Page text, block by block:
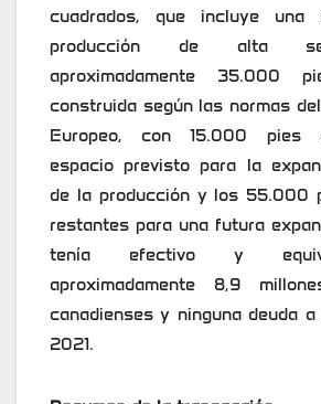
cuadrados, que incluye una
producción de alta
aproximadamente 35.000
construida según las normas
Europeo, con 15.000 pies
espacio previsto para la
de la producción y los 55.000
restantes para una futura
tenía efectivo y
aproximadamente 8,9
canadienses y ninguna deuda
2021.